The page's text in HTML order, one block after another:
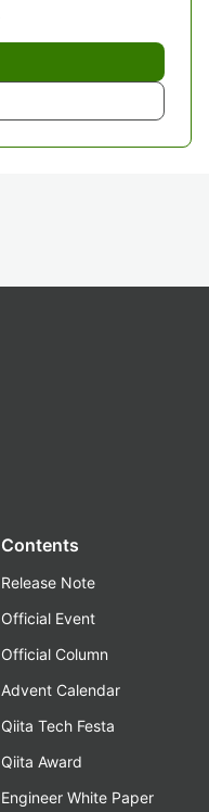
Contents
Release Note
Official Event
Official Column
Advent Calendar
Qiita Tech Festa
Qiita Award
Engineer White Paper